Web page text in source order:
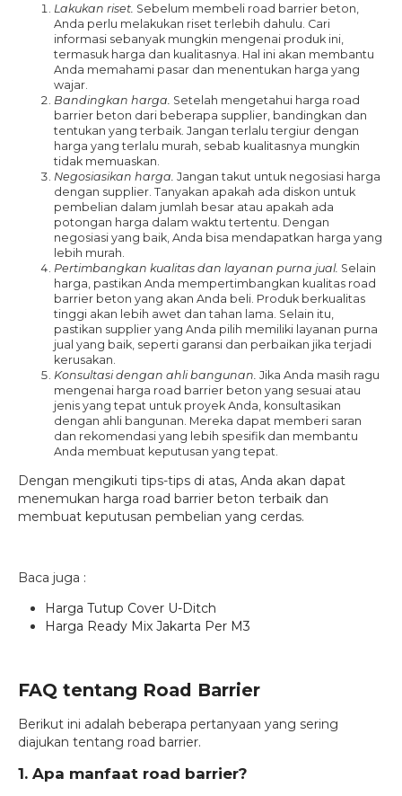
Lakukan riset. Sebelum membeli road barrier beton,
Anda perlu melakukan riset terlebih dahulu. Cari
informasi sebanyak mungkin mengenai produk ini,
termasuk harga dan kualitasnya. Hal ini akan membantu
Anda memahami pasar dan menentukan harga yang
wajar.
Bandingkan harga. Setelah mengetahui harga road
barrier beton dari beberapa supplier, bandingkan dan
tentukan yang terbaik. Jangan terlalu tergiur dengan
harga yang terlalu murah, sebab kualitasnya mungkin
tidak memuaskan.
Negosiasikan harga. Jangan takut untuk negosiasi harga
dengan supplier. Tanyakan apakah ada diskon untuk
pembelian dalam jumlah besar atau apakah ada
potongan harga dalam waktu tertentu. Dengan
negosiasi yang baik, Anda bisa mendapatkan harga yang
lebih murah.
Pertimbangkan kualitas dan layanan purna jual. Selain
harga, pastikan Anda mempertimbangkan kualitas road
barrier beton yang akan Anda beli. Produk berkualitas
tinggi akan lebih awet dan tahan lama. Selain itu,
pastikan supplier yang Anda pilih memiliki layanan purna
jual yang baik, seperti garansi dan perbaikan jika terjadi
kerusakan.
Konsultasi dengan ahli bangunan. Jika Anda masih ragu
mengenai harga road barrier beton yang sesuai atau
jenis yang tepat untuk proyek Anda, konsultasikan
dengan ahli bangunan. Mereka dapat memberi saran
dan rekomendasi yang lebih spesifik dan membantu
Anda membuat keputusan yang tepat.
Dengan mengikuti tips-tips di atas, Anda akan dapat
menemukan harga road barrier beton terbaik dan
membuat keputusan pembelian yang cerdas.
Baca juga :
Harga Tutup Cover U-Ditch
Harga Ready Mix Jakarta Per M3
FAQ tentang Road Barrier
Berikut ini adalah beberapa pertanyaan yang sering
diajukan tentang road barrier.
1. Apa manfaat road barrier?